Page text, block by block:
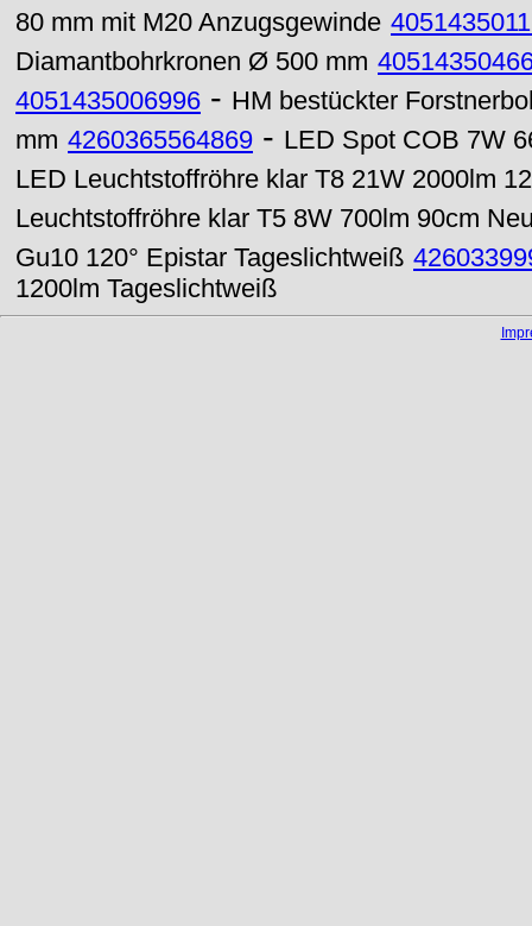
80 mm mit M20 Anzugsgewinde
Diamantbohrkronen Ø 500 mm
4051435006996 - HM bestückter
mm 4260365564869 - LED Spot COB 7W
LED Leuchtstoffröhre klar T8 21W 2000lm
Leuchtstoffröhre klar T5 8W 700lm 90cm
Gu10 120° Epistar Tageslichtweiß
1200lm Tageslichtweiß